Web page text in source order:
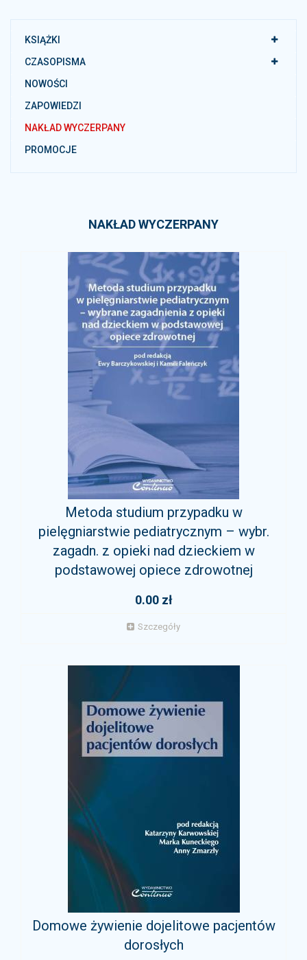
KSIĄŻKI
CZASOPISMA
NOWOŚCI
ZAPOWIEDZI
NAKŁAD WYCZERPANY
PROMOCJE
NAKŁAD WYCZERPANY
Metoda studium przypadku w
pielęgniarstwie pediatrycznym – wybr.
zagadn. z opieki nad dzieckiem w
podstawowej opiece zdrowotnej
0.00 zł
Szczegóły
Domowe żywienie dojelitowe pacjentów
dorosłych